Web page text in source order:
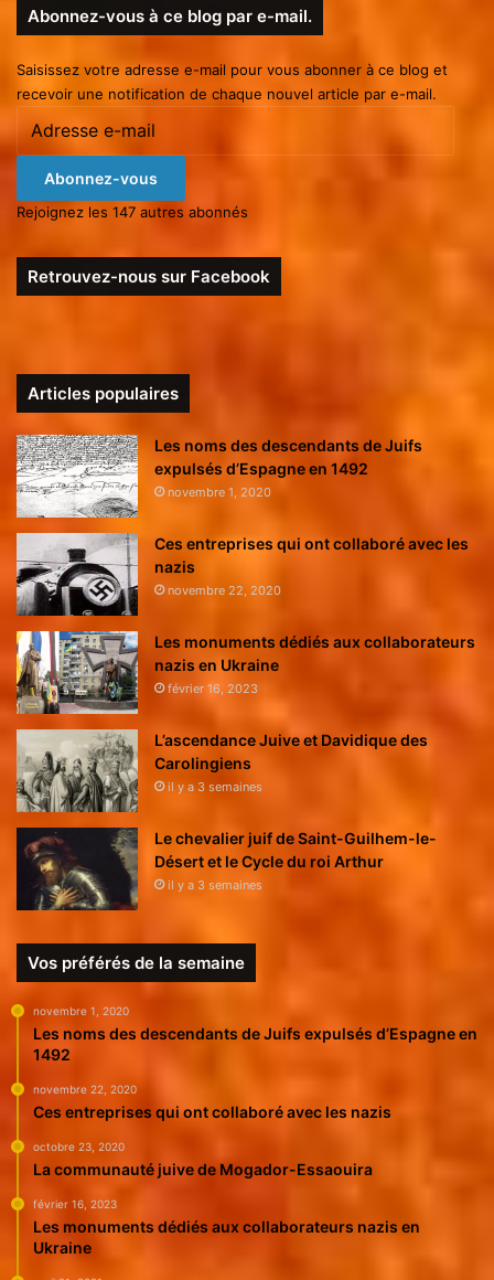
Abonnez-vous à ce blog par e-mail.
Saisissez votre adresse e-mail pour vous abonner à ce blog et
recevoir une notification de chaque nouvel article par e-mail.
Abonnez-vous
Rejoignez les 147 autres abonnés
Retrouvez-nous sur Facebook
Articles populaires
Les noms des descendants de Juifs
expulsés d’Espagne en 1492
novembre 1, 2020
Ces entreprises qui ont collaboré avec les
nazis
novembre 22, 2020
Les monuments dédiés aux collaborateurs
nazis en Ukraine
février 16, 2023
L’ascendance Juive et Davidique des
Carolingiens
il y a 3 semaines
Le chevalier juif de Saint-Guilhem-le-
Désert et le Cycle du roi Arthur
il y a 3 semaines
Vos préférés de la semaine
novembre 1, 2020
Les noms des descendants de Juifs expulsés d’Espagne en
1492
novembre 22, 2020
Ces entreprises qui ont collaboré avec les nazis
octobre 23, 2020
La communauté juive de Mogador-Essaouira
février 16, 2023
Les monuments dédiés aux collaborateurs nazis en
Ukraine